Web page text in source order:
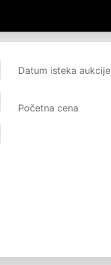
Datum isteka aukcije
Početna cena